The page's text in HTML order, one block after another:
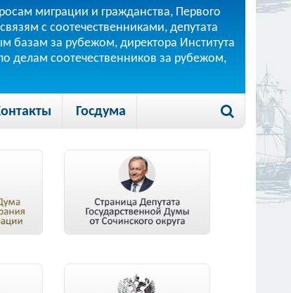
миграции и гражданства, Первого
с соотечественниками, депутата
базам за рубежом, директора Института
делам соотечественников за рубежом,
Госдума